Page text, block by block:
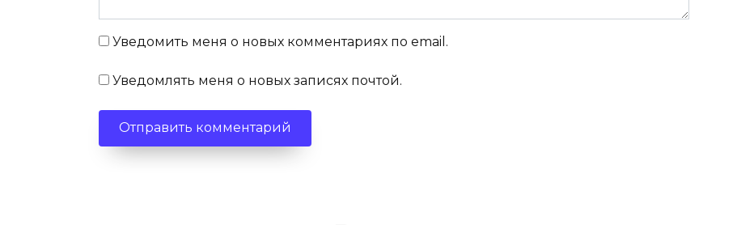
Уведомить меня о новых комментариях по email.
Уведомлять меня о новых записях почтой.